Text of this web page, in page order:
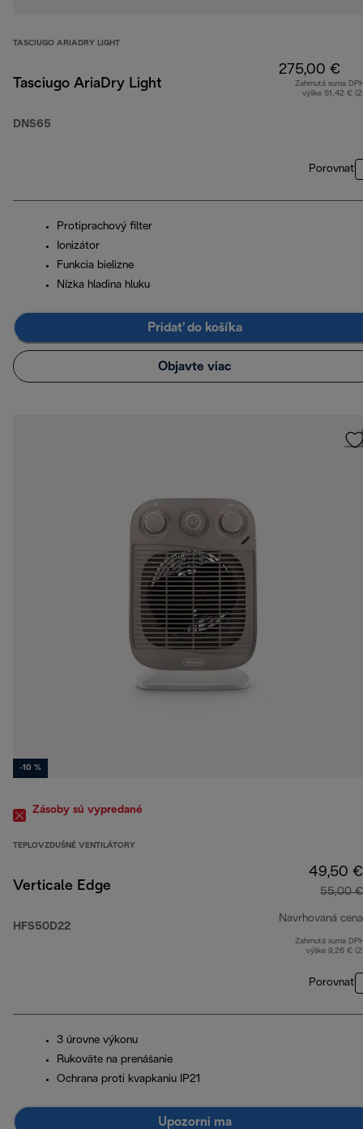
TASCIUGO ARIADRY LIGHT
Tasciugo AriaDry Light
DNS65
275,00 €
Zahrnutá suma
výške 51,42 €
Porovnať
Protiprachový filter
Ionizátor
Funkcia bielizne
Nízka hladina hluku
Pridať do košíka
Objavte viac
-10 %
Zásoby sú vypredané
TEPLOVZDUŠNÉ VENTILÁTORY
Verticale Edge
HFS50D22
49,50 €
55,00 €
Navrhovaná cena
Zahrnutá suma
výške 9,26 €
Porovnať
3 úrovne výkonu
Rukoväte na prenášanie
Ochrana proti kvapkaniu IP21
Upozorni ma